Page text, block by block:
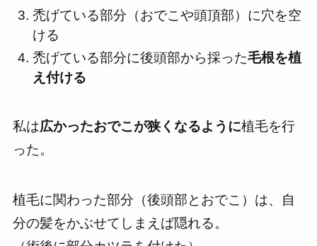
禿げている部分（おでこや頭頂部）に穴を空
ける
禿げている部分に後頭部から採った毛根を植
え付ける
私は広かったおでこが狭くなるように植毛を行
った。
植毛に関わった部分（後頭部とおでこ）は、自
分の髪をかぶせてしまえば隠れる。